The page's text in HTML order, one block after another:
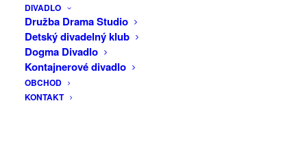
DIVADLO
Družba Drama Studio
Detský divadelný klub
Dogma Divadlo
Kontajnerové divadlo
OBCHOD
KONTAKT
sa zlievajú do rutinných úkonov a o
detailoch, ktoré zostanú ukotvené v
pamäti. V diele sa pracuje s princípom
reperformancie – starostlivosť o
konkrétnu reprízu preberá vždy iná
performerka, prepožičiava svoje fyzické